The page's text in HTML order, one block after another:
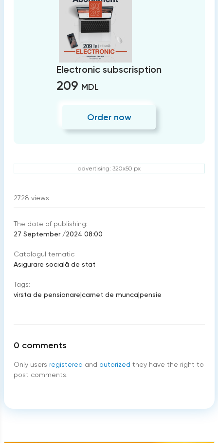
Electronic subscrisption
209 MDL
Order now
advertising: 320x50 px
2728 views
The date of publishing:
27 September /2024 08:00
Catalogul tematic
Asigurare socială de stat
Tags:
virsta de pensionare|carnet de munca|pensie
0 comments
Only users registered and autorized they have the right to
post comments.